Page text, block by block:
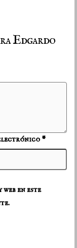
Edgardo
*
en este